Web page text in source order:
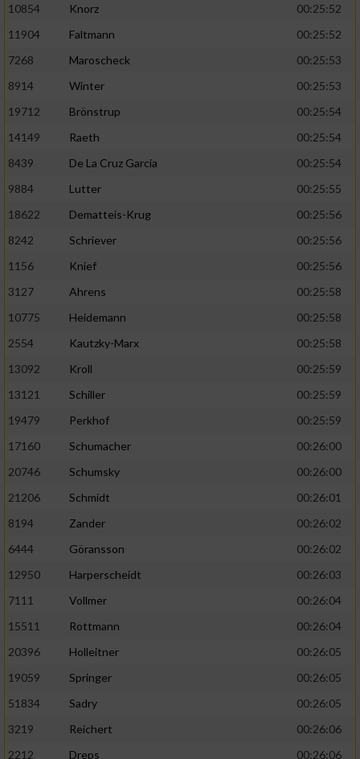
10854
Knorz
00:25:52
11904
Faltmann
00:25:52
7268
Maroscheck
00:25:53
8914
Winter
00:25:53
19712
Brönstrup
00:25:54
14149
Raeth
00:25:54
8439
De La Cruz Garcia
00:25:54
9884
Lutter
00:25:55
18622
Dematteis-Krug
00:25:56
8242
Schriever
00:25:56
1156
Knief
00:25:56
3127
Ahrens
00:25:58
10775
Heidemann
00:25:58
2554
Kautzky-Marx
00:25:58
13092
Kroll
00:25:59
13121
Schiller
00:25:59
19479
Perkhof
00:25:59
17160
Schumacher
00:26:00
20746
Schumsky
00:26:00
21206
Schmidt
00:26:01
8194
Zander
00:26:02
6444
Göransson
00:26:02
12950
Harperscheidt
00:26:03
7111
Vollmer
00:26:04
15511
Rottmann
00:26:04
20396
Holleitner
00:26:05
19059
Springer
00:26:05
51834
Sadry
00:26:05
3219
Reichert
00:26:06
2212
Dreps
00:26:06
personalisierter Werbung
von Inhalten
personalisierter Inhalte
Analyse von Zielgruppen durch Statistiken
verschiedenen Quellen
Verwendung reduzierter Daten zur Auswahl
IAB-Besonderheiten:
Verwendung genauer Standortdaten
Informationen identifizieren